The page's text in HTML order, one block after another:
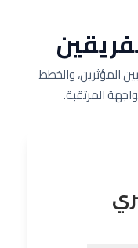
المؤثرين، والخطط
المرتقبة.